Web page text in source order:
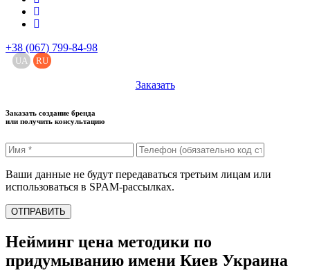
+38 (067) 799-84-98
UA RU
Заказать
Заказать создание бренда
или получить консультацию
Ваши данные не будут передаваться третьим лицам или
использоваться в SPAM-рассылках.
ОТПРАВИТЬ
Нейминг цена методики по
придумыванию имени Киев Украина